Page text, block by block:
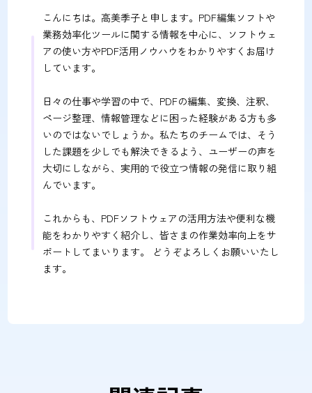
こんにちは。高美季子と申します。PDF編集ソフトや
業務効率化ツールに関する情報を中心に、ソフトウェ
アの使い方やPDF活用ノウハウをわかりやすくお届け
しています。
日々の仕事や学習の中で、PDFの編集、変換、注釈、
ページ整理、情報管理などに困った経験がある方も多
いのではないでしょうか。私たちのチームでは、そう
した課題を少しでも解決できるよう、ユーザーの声を
大切にしながら、実用的で役立つ情報の発信に取り組
んでいます。
これからも、PDFソフトウェアの活用方法や便利な機
能をわかりやすく紹介し、皆さまの作業効率向上をサ
ポートしてまいります。 どうぞよろしくお願いいたし
ます。